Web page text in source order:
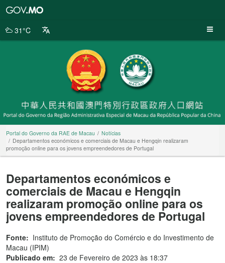
da
31°C
Portal do Governo da RAE de Macau
Notícias
Departamentos económicos e comerciais de Macau e Hengqin realizaram
promoção online para os jovens empreendedores de Portugal
Departamentos económicos e
comerciais de Macau e Hengqin
realizaram promoção online para os
jovens empreendedores de Portugal
Fonte: Instituto de Promoção do Comércio e do Investimento de
Macau (IPIM)
Publicado em: 23 de Fevereiro de 2023 às 18:37